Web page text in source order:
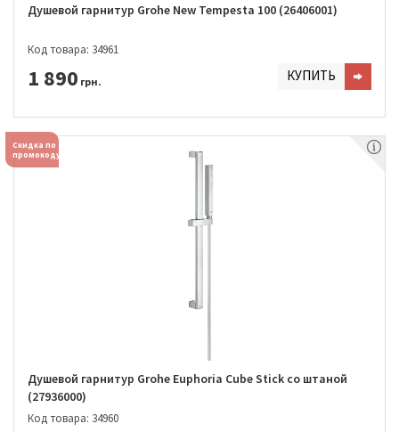
Душевой гарнитур Grohe New Tempesta 100 (26406001)
Код товара: 34961
1 890 грн. КУПИТЬ
Скидка по
промокоду
Душевой гарнитур Grohe Euphoria Cube Stick со штаной
(27936000)
Код товара: 34960